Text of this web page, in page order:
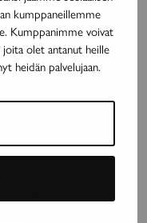
kumppaneillemme
Kumppanimme voivat
olet antanut heille
heidän palvelujaan.